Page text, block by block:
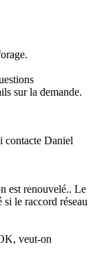
sur la demande.
contacte Daniel
est renouvelé.. Le
le raccord réseau
veut-on